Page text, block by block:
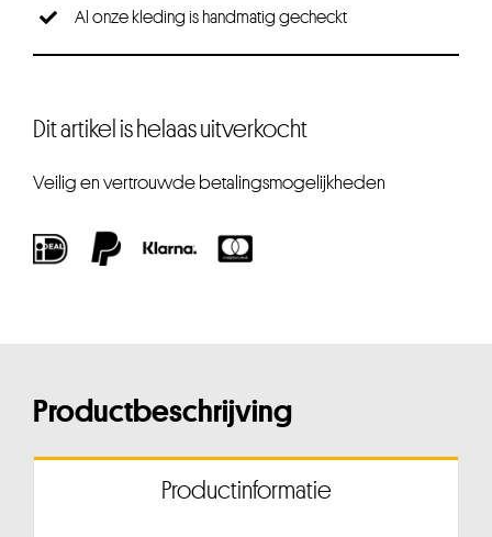
Al onze kleding is handmatig gecheckt
Dit artikel is helaas uitverkocht
Veilig en vertrouwde betalingsmogelijkheden
Productbeschrijving
Productinformatie